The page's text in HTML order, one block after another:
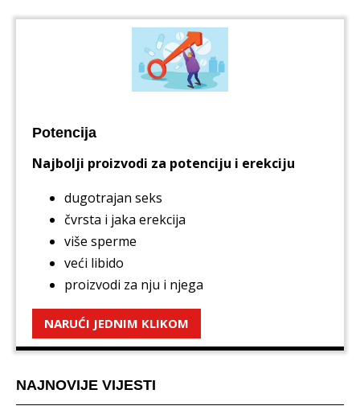
Potencija
Najbolji proizvodi za potenciju i erekciju
dugotrajan seks
čvrsta i jaka erekcija
više sperme
veći libido
proizvodi za nju i njega
NARUĆI JEDNIM KLIKOM
NAJNOVIJE VIJESTI